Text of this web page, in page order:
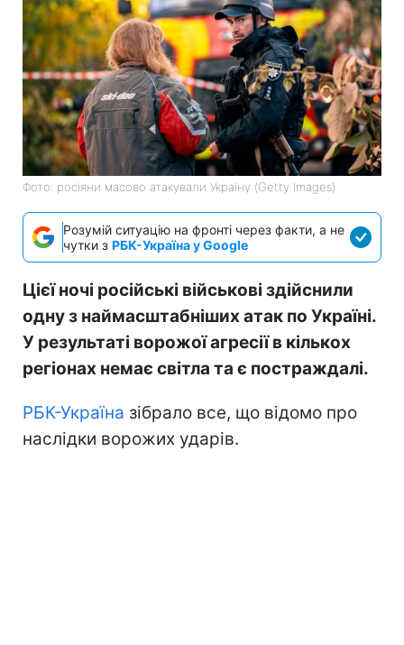
Фото: росіяни масово атакували Україну (Getty Images)
Розумій ситуацію на фронті через факти, а не
чутки з РБК-Україна у Google
Цієї ночі російські військові здійснили
одну з наймасштабніших атак по Україні.
У результаті ворожої агресії в кількох
регіонах немає світла та є постраждалі.
РБК-Україна зібрало все, що відомо про
наслідки ворожих ударів.